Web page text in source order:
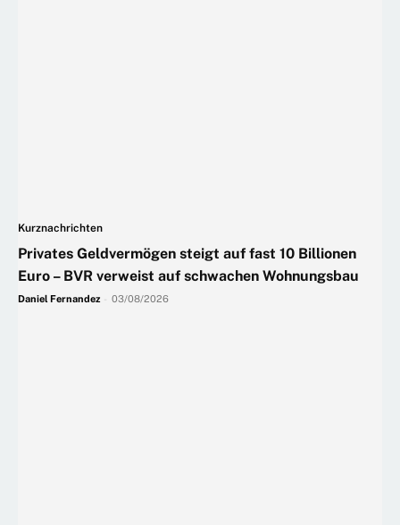
Kurznachrichten
Privates Geldvermögen steigt auf fast 10 Billionen
Euro – BVR verweist auf schwachen Wohnungsbau
Daniel Fernandez 03/08/2026